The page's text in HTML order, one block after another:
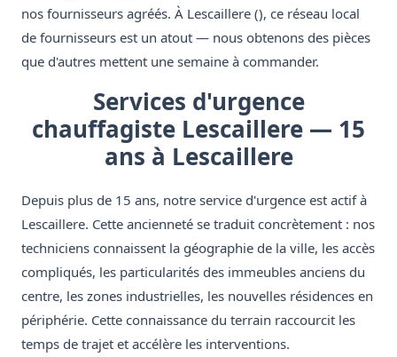
nos fournisseurs agréés. À Lescaillere (), ce réseau local
de fournisseurs est un atout — nous obtenons des pièces
que d'autres mettent une semaine à commander.
Services d'urgence
chauffagiste Lescaillere — 15
ans à Lescaillere
Depuis plus de 15 ans, notre service d'urgence est actif à
Lescaillere. Cette ancienneté se traduit concrètement : nos
techniciens connaissent la géographie de la ville, les accès
compliqués, les particularités des immeubles anciens du
centre, les zones industrielles, les nouvelles résidences en
périphérie. Cette connaissance du terrain raccourcit les
temps de trajet et accélère les interventions.